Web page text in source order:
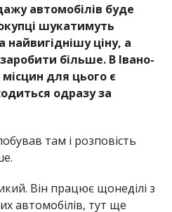
автомобілів буде
шукатимуть
ціну, а
більше. В Івано-
для цього є
одразу за
там і розповість
Він працює щонеділі з
автомобілів, тут ще